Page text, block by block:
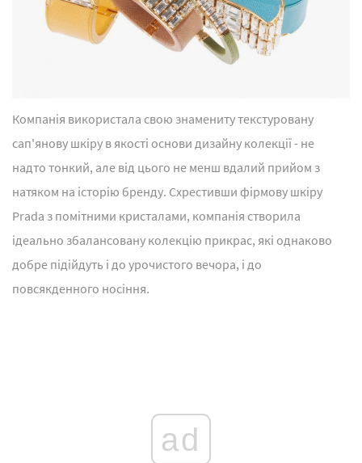
Компанія використала свою знамениту текстуровану
сап'янову шкіру в якості основи дизайну колекції - не
надто тонкий, але від цього не менш вдалий прийом з
натяком на історію бренду. Схрестивши фірмову шкіру
Prada з помітними кристалами, компанія створила
ідеально збалансовану колекцію прикрас, які однаково
добре підійдуть і до урочистого вечора, і до
повсякденного носіння.
ad